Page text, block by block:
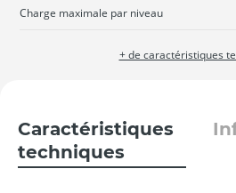
Charge maximale par niveau
+ de caractéristiques
Caractéristiques
techniques